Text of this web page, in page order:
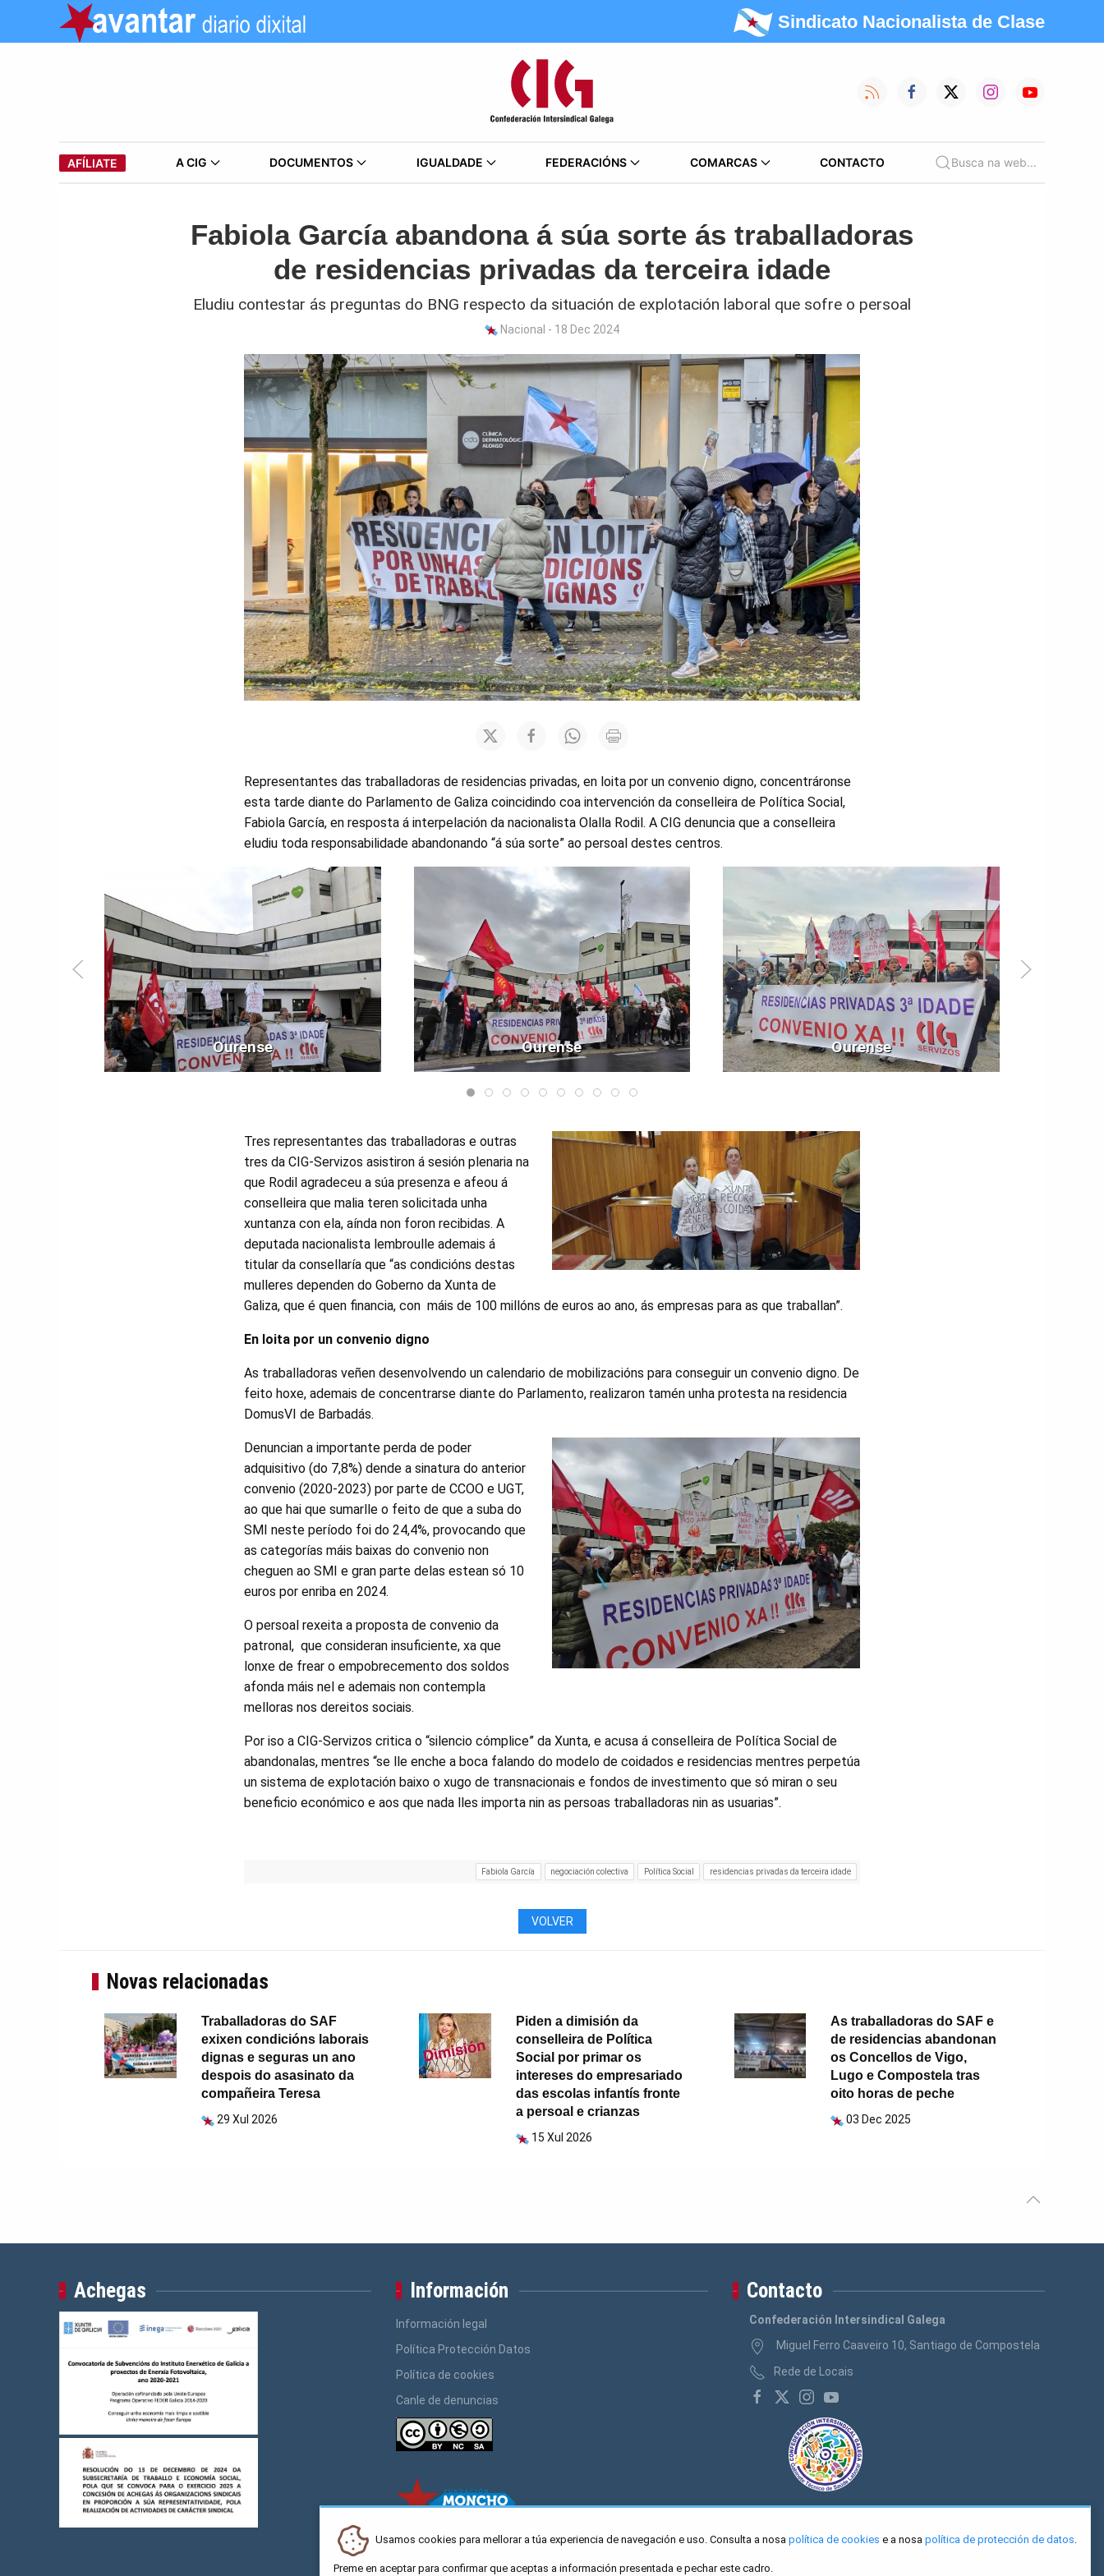
Sindicato Nacionalista de Clase
AFÍLIATE A CIG DOCUMENTOS IGUALDADE FEDERACIÓNS COMARCAS CONTACTO Busca na web...
Fabiola García abandona á súa sorte ás traballadoras
de residencias privadas da terceira idade
Eludiu contestar ás preguntas do BNG respecto da situación de explotación laboral que sofre o persoal
Nacional - 18 Dec 2024
Representantes das traballadoras de residencias privadas, en loita por un convenio digno, concentráronse
esta tarde diante do Parlamento de Galiza coincidindo coa intervención da conselleira de Política Social,
Fabiola García, en resposta á interpelación da nacionalista Olalla Rodil. A CIG denuncia que a conselleira
eludiu toda responsabilidade abandonando “á súa sorte” ao persoal destes centros.
Ourense Ourense Ourense
Tres representantes das traballadoras e outras
tres da CIG-Servizos asistiron á sesión plenaria na
que Rodil agradeceu a súa presenza e afeou á
conselleira que malia teren solicitada unha
xuntanza con ela, aínda non foron recibidas. A
deputada nacionalista lembroulle ademais á
titular da consellaría que “as condicións destas
mulleres dependen do Goberno da Xunta de
Galiza, que é quen financia, con máis de 100 millóns de euros ao ano, ás empresas para as que traballan”.
En loita por un convenio digno
As traballadoras veñen desenvolvendo un calendario de mobilizacións para conseguir un convenio digno. De
feito hoxe, ademais de concentrarse diante do Parlamento, realizaron tamén unha protesta na residencia
DomusVI de Barbadás.
Denuncian a importante perda de poder
adquisitivo (do 7,8%) dende a sinatura do anterior
convenio (2020-2023) por parte de CCOO e UGT,
ao que hai que sumarlle o feito de que a suba do
SMI neste período foi do 24,4%, provocando que
as categorías máis baixas do convenio non
cheguen ao SMI e gran parte delas estean só 10
euros por enriba en 2024.
O persoal rexeita a proposta de convenio da
patronal, que consideran insuficiente, xa que
lonxe de frear o empobrecemento dos soldos
afonda máis nel e ademais non contempla
melloras nos dereitos sociais.
Por iso a CIG-Servizos critica o “silencio cómplice” da Xunta, e acusa á conselleira de Política Social de
abandonalas, mentres “se lle enche a boca falando do modelo de coidados e residencias mentres perpetúa
un sistema de explotación baixo o xugo de transnacionais e fondos de investimento que só miran o seu
beneficio económico e aos que nada lles importa nin as persoas traballadoras nin as usuarias”.
Fabiola García negociación colectiva Política Social residencias privadas da terceira idade
VOLVER
Novas relacionadas
Traballadoras do SAF
exixen condicións laborais
dignas e seguras un ano
despois do asasinato da
compañeira Teresa
29 Xul 2026
Piden a dimisión da
conselleira de Política
Social por primar os
intereses do empresariado
das escolas infantís fronte
a persoal e crianzas
15 Xul 2026
As traballadoras do SAF e
de residencias abandonan
os Concellos de Vigo,
Lugo e Compostela tras
oito horas de peche
03 Dec 2025
Achegas Información
Información legal
Política Protección Datos
Política de cookies
Canle de denuncias
Contacto
Confederación Intersindical Galega
Miguel Ferro Caaveiro 10, Santiago de Compostela
Rede de Locais
Usamos cookies para mellorar a túa experiencia de navegación e uso. Consulta a nosa política de cookies e a nosa política de protección de datos.
Preme en aceptar para confirmar que aceptas a información presentada e pechar este cadro.